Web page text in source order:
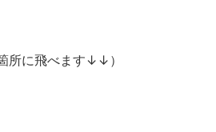
所に飛べます↓↓）